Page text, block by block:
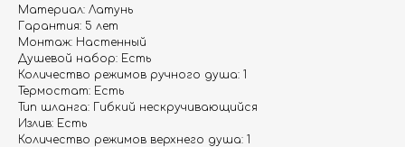
Материал: Латунь
Гарантия: 5 лет
Монтаж: Настенный
Душевой набор: Есть
Количество режимов ручного душа: 1
Термостат: Есть
Тип шланга: Гибкий нескручивающийся
Излив: Есть
Количество режимов верхнего душа: 1